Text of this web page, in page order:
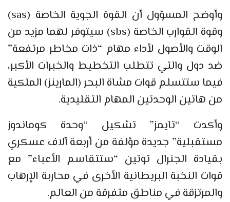
وأوضح المسؤول أن القوة الجوية الخاصة (sas)
وقوة القوارب الخاصة (sbs) سيتوفر لهما مزيد من
الوقت والأصول لأداء مهام “ذات مخاطر مرتفعة”
ضد دول والتي تتطلب التخطيط والخبرات الأكبر،
فيما ستتسلم قوات مشاة البحر (المارينز) الملكية
من هاتين الوحدتين المهام التقليدية.
وأكدت “تايمز” تشكيل “وحدة كوماندوز
مستقبلية” جديدة مؤلفة من أربعة آلاف عسكري
بقيادة الجنرال توتين “ستتقاسم الأعباء” مع
قوات النخبة البريطانية الأخرى في محاربة الإرهاب
والمرتزقة في مناطق متفرقة من العالم.